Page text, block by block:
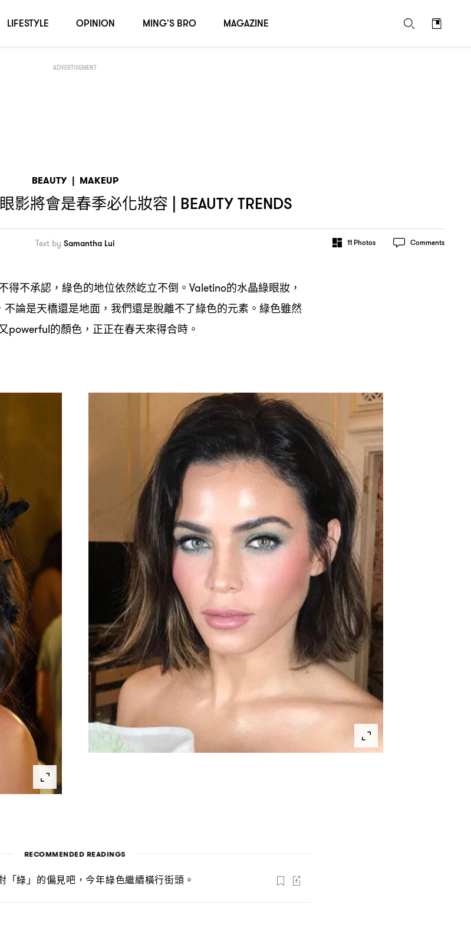
ADVERTISEMENT
BEAUTY | MAKEUP
影將會是春季必化妝容 | BEAUTY TRENDS
Text by Samantha Lui 11Photos Comments
得不承認 ， 綠色的地位依然屹立不倒。 Valetino的水晶綠眼妝 ，
不論是天橋還是地面 ， 我們還是脫離不了綠色的元素。綠色雖然
powerful的顏色 ， 正正在春天來得合時。
RECOMMENDED READINGS
「綠」的偏見吧 ，今年綠色繼續橫行街頭。
LIFESTYLE OPINION MING'S BRO MAGAZINE